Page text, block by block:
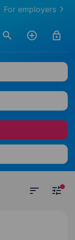
For employers